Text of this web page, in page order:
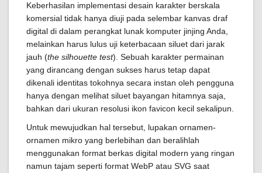
Keberhasilan implementasi desain karakter berskala
komersial tidak hanya diuji pada selembar kanvas draf
digital di dalam perangkat lunak komputer jinjing Anda,
melainkan harus lulus uji keterbacaan siluet dari jarak
jauh (the silhouette test). Sebuah karakter permainan
yang dirancang dengan sukses harus tetap dapat
dikenali identitas tokohnya secara instan oleh pengguna
hanya dengan melihat siluet bayangan hitamnya saja,
bahkan dari ukuran resolusi ikon favicon kecil sekalipun.
Untuk mewujudkan hal tersebut, lupakan ornamen-
ornamen mikro yang berlebihan dan beralihlah
menggunakan format berkas digital modern yang ringan
namun tajam seperti format WebP atau SVG saat